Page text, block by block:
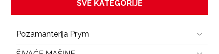
SVE KATEGORIJE
Pozamanterija Prym